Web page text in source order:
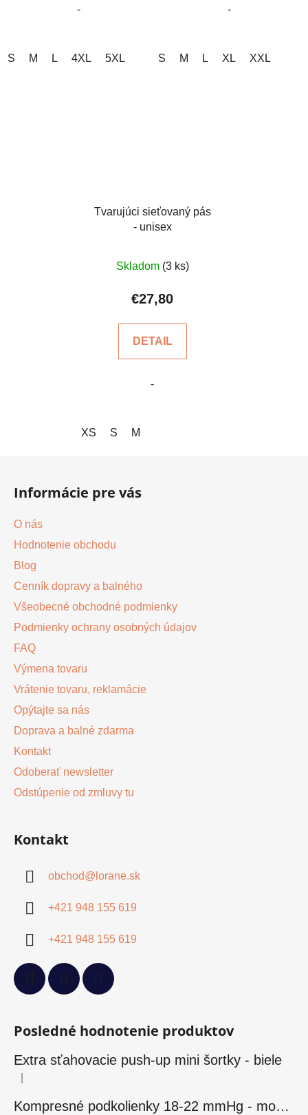
hviezdičiek.
-
S M L 4XL 5XL
hviezdičiek.
-
S M L XL XXL
Tvarujúci sieťovaný pás
- unisex
Skladom (3 ks)
€27,80
DETAIL
-
XS S M
Informácie pre vás
O nás
Hodnotenie obchodu
Blog
Cenník dopravy a balného
Všeobecné obchodné podmienky
Podmienky ochrany osobných údajov
FAQ
Výmena tovaru
Vrátenie tovaru, reklamácie
Opýtajte sa nás
Doprava a balné zdarma
Kontakt
Odoberať newsletter
Odstúpenie od zmluvy tu
Kontakt
obchod@ lorane.sk
+421 948 155 619
+421 948 155 619
Posledné hodnotenie produktov
Extra sťahovacie push-up mini šortky - biele
Hodnotenie produktu je 5 z 5 hviezdičiek.
Kompresné podkolienky 18-22 mmHg - modré